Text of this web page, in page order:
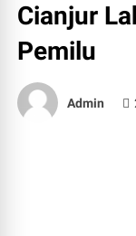
Cianjur
Pemilu
Admin